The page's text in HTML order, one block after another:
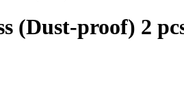
(Dust-proof) 2